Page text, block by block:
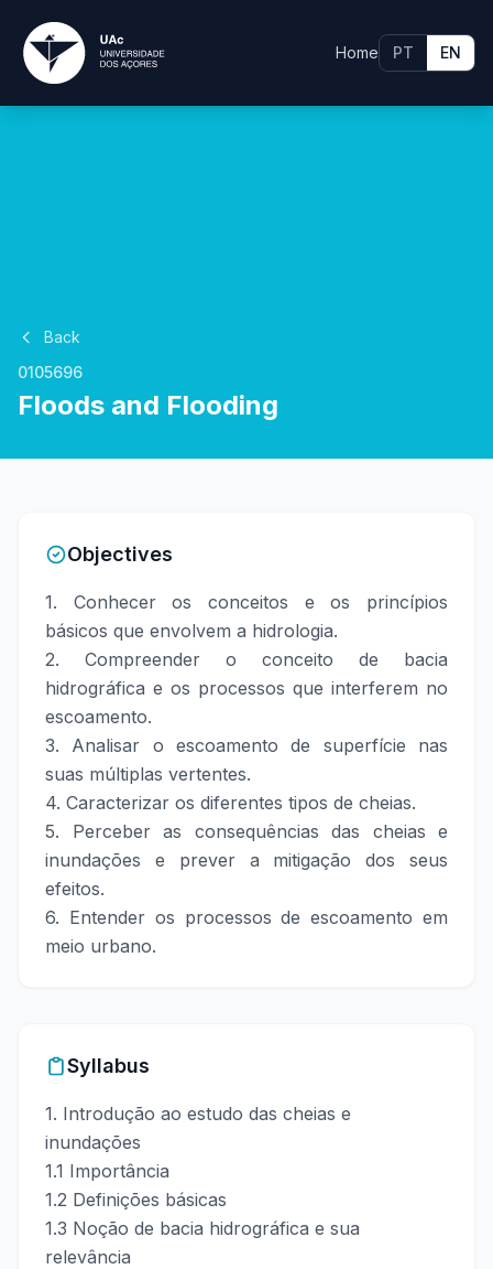
Home PT EN
Back
0105696
Floods and Flooding
Objectives
1. Conhecer os conceitos e os princípios
básicos que envolvem a hidrologia.
2. Compreender o conceito de bacia
hidrográfica e os processos que interferem no
escoamento.
3. Analisar o escoamento de superfície nas
suas múltiplas vertentes.
4. Caracterizar os diferentes tipos de cheias.
5. Perceber as consequências das cheias e
inundações e prever a mitigação dos seus
efeitos.
6. Entender os processos de escoamento em
meio urbano.
Syllabus
1. Introdução ao estudo das cheias e
inundações
1.1 Importância
1.2 Definições básicas
1.3 Noção de bacia hidrográfica e sua
relevância